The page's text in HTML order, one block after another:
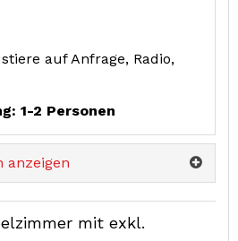
auf Anfrage, Radio,
1-2 Personen
anzeigen
mit exkl.